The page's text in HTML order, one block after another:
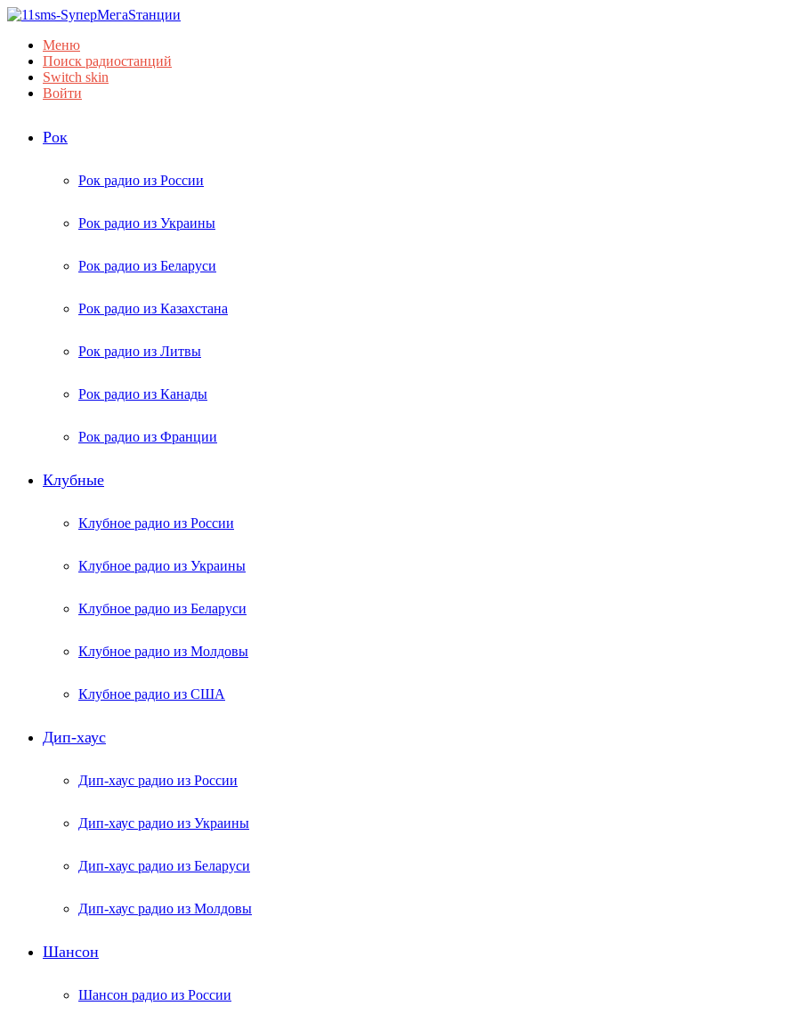
Меню
Поиск радиостанций
Switch skin
Войти
Рок
Рок радио из России
Рок радио из Украины
Рок радио из Беларуси
Рок радио из Казахстана
Рок радио из Литвы
Рок радио из Канады
Рок радио из Франции
Клубные
Клубное радио из России
Клубное радио из Украины
Клубное радио из Беларуси
Клубное радио из Молдовы
Клубное радио из США
Дип-хаус
Дип-хаус радио из России
Дип-хаус радио из Украины
Дип-хаус радио из Беларуси
Дип-хаус радио из Молдовы
Шансон
Шансон радио из России